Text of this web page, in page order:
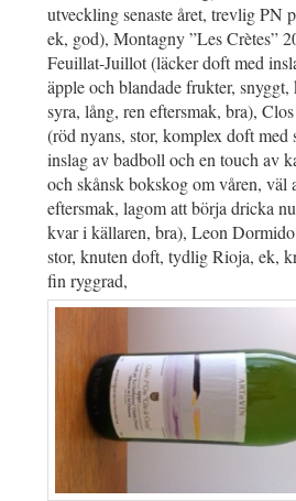
utveckling senaste året, trevlig PN
ek, god), Montagny ”Les Crètes”
Feuillat-Juillot (läcker doft med
äpple och blandade frukter,
syra, lång, ren eftersmak, bra),
(röd nyans, stor, komplex doft med
inslag av badboll och en touch av
och skånsk bokskog om våren, väl
eftersmak, lagom att börja dricka
kvar i källaren, bra), Leon
stor, knuten doft, tydlig Rioja, ek,
fin ryggrad,